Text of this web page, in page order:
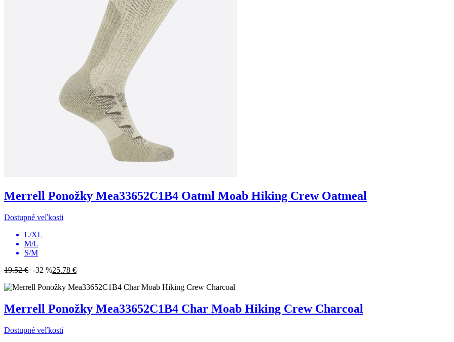
Merrell Ponožky Mea33652C1B4 Oatml Moab Hiking Crew Oatmeal
Dostupné veľkosti
L/XL
M/L
S/M
19.52 €−-32 %25.78 €
Merrell Ponožky Mea33652C1B4 Char Moab Hiking Crew Charcoal
Dostupné veľkosti